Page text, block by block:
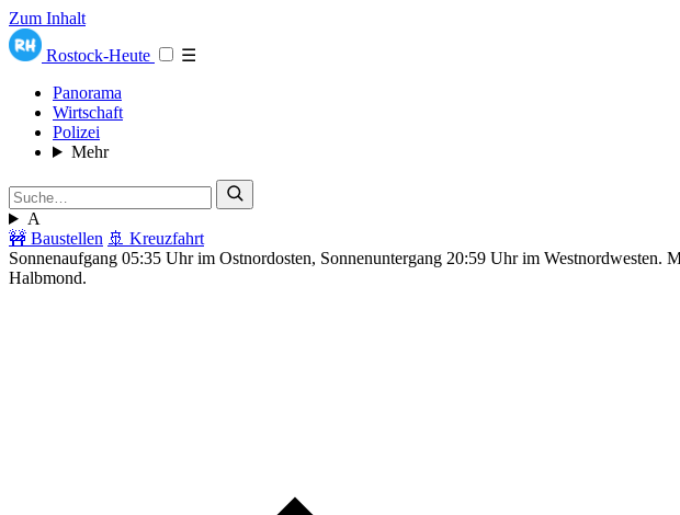
Zum Inhalt
Rostock-Heute
☰
Panorama
Wirtschaft
Polizei
Mehr
A
🚧 Baustellen 🚢 Kreuzfahrt
Sonnenaufgang 05:35 Uhr im Ostnordosten, Sonnenuntergang 20:59 Uhr im
Halbmond.